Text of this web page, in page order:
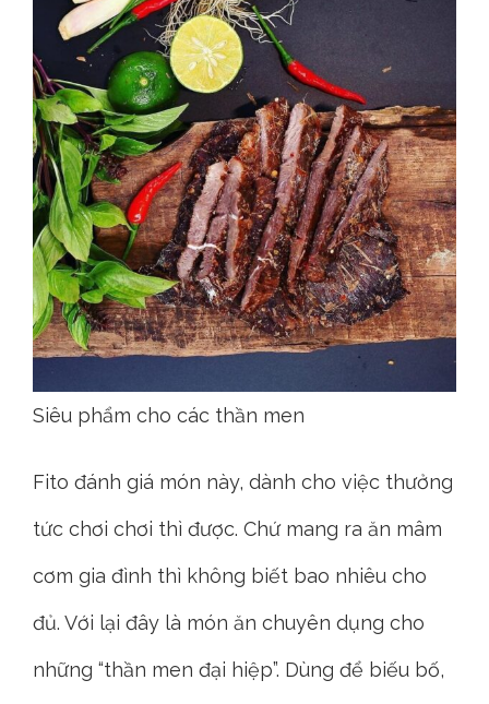
Siêu phẩm cho các thần men
Fito đánh giá món này, dành cho việc thưởng
tức chơi chơi thì được. Chứ mang ra ăn mâm
cơm gia đình thì không biết bao nhiêu cho
đủ. Với lại đây là món ăn chuyên dụng cho
những “thần men đại hiệp”. Dùng để biếu bố,